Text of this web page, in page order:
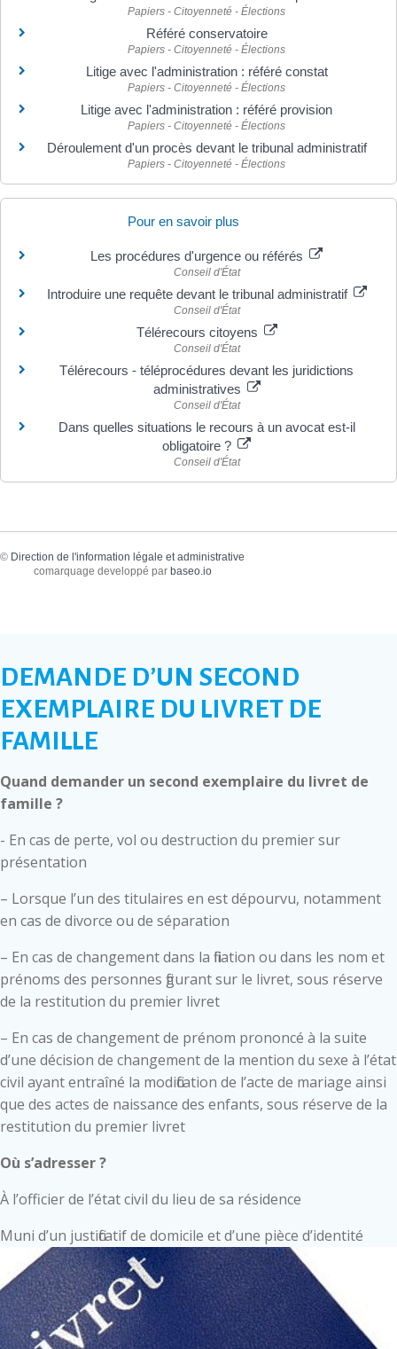
Papiers - Citoyenneté - Élections
Référé conservatoire
Papiers - Citoyenneté - Élections
Litige avec l'administration : référé constat
Papiers - Citoyenneté - Élections
Litige avec l'administration : référé provision
Papiers - Citoyenneté - Élections
Déroulement d'un procès devant le tribunal administratif
Papiers - Citoyenneté - Élections
Pour en savoir plus
Les procédures d'urgence ou référés
Conseil d'État
Introduire une requête devant le tribunal administratif
Conseil d'État
Télérecours citoyens
Conseil d'État
Télérecours - téléprocédures devant les juridictions
administratives
Conseil d'État
Dans quelles situations le recours à un avocat est-il
obligatoire ?
Conseil d'État
© Direction de l'information légale et administrative
comarquage developpé par baseo.io
DEMANDE D’UN SECOND
EXEMPLAIRE DU LIVRET DE
FAMILLE
Quand demander un second exemplaire du livret de
famille ?
- En cas de perte, vol ou destruction du premier sur
présentation
– Lorsque l’un des titulaires en est dépourvu, notamment
en cas de divorce ou de séparation
– En cas de changement dans la filiation ou dans les nom et
prénoms des personnes figurant sur le livret, sous réserve
de la restitution du premier livret
– En cas de changement de prénom prononcé à la suite
d’une décision de changement de la mention du sexe à l’état
civil ayant entraîné la modification de l’acte de mariage ainsi
que des actes de naissance des enfants, sous réserve de la
restitution du premier livret
Où s’adresser ?
À l’officier de l’état civil du lieu de sa résidence
Muni d’un justificatif de domicile et d’une pièce d’identité